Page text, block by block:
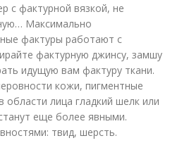
с фактурной вязкой, не
Максимально
фактуры работают с
фактурную джинсу, замшу
идущую вам фактуру ткани.
кожи, пигментные
области лица гладкий шелк или
еще более явными.
твид, шерсть.